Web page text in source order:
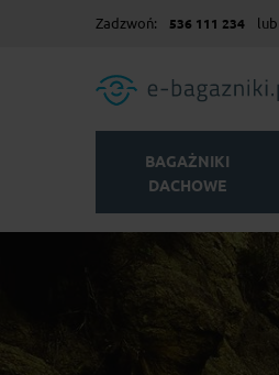
Zadzwoń: 536 111 234
BAGAŻNIKI
DACHOWE